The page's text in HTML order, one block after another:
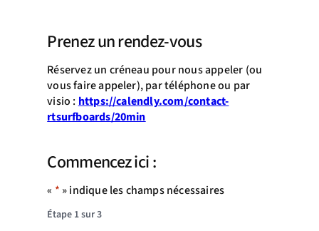
Prenez un rendez-vous
Réservez un créneau pour nous appeler (ou
vous faire appeler), par téléphone ou par
visio : https://calendly.com/contact-
rtsurfboards/20min
Commencez ici :
« * » indique les champs nécessaires
Étape 1sur3